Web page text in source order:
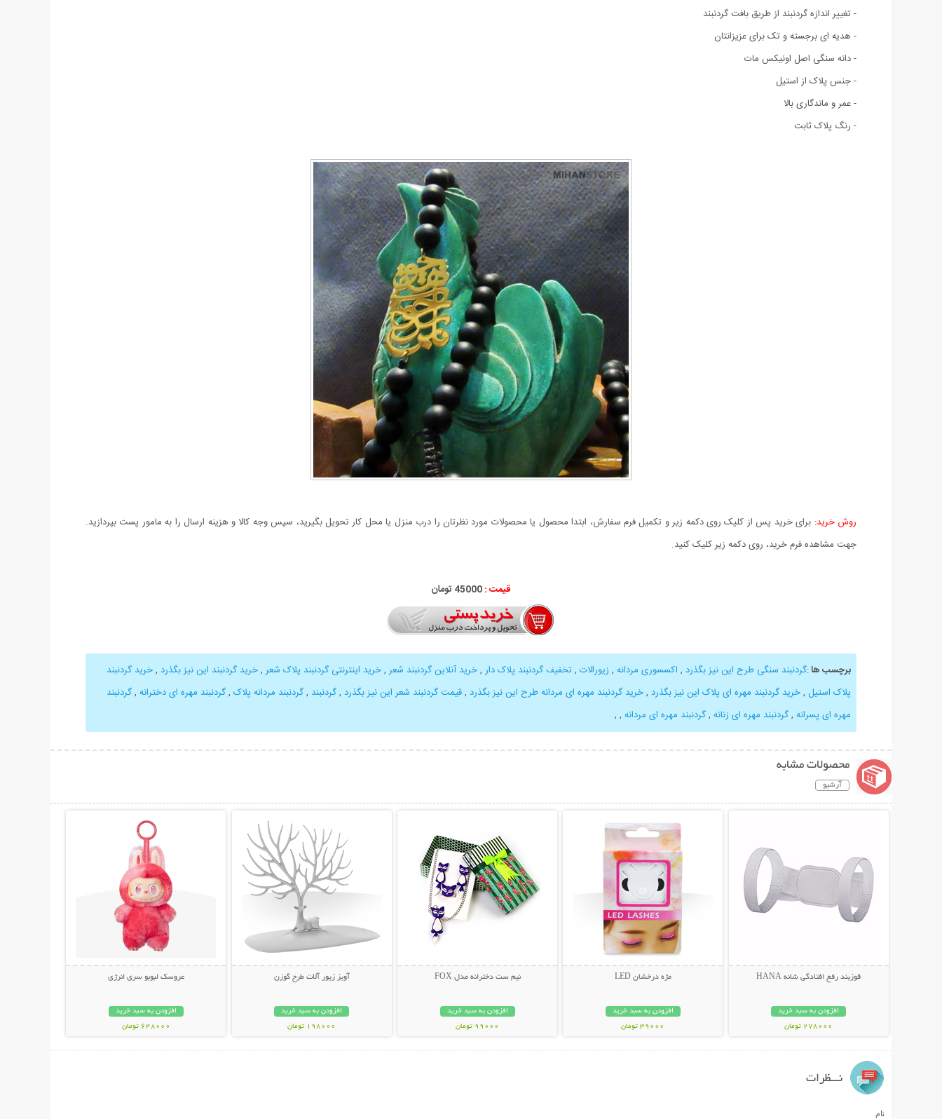
- تغییر اندازه گردنبند از طریق بافت گردنبند
- هدیه ای برجسته و تک برای عزیزانتان
- دانه سنگی اصل اونیکس مات
- جنس پلاک از استیل
- عمر و ماندگاری بالا
- رنگ پلاک ثابت
روش خرید: برای خرید پس از کلیک روی دکمه زیر و تکمیل فرم سفارش، ابتدا محصول یا محصولات مورد نظرتان را درب منزل یا محل کار تحویل بگیرید، سپس وجه کالا و هزینه ارسال را به مامور پست بپردازید.
جهت مشاهده فرم خرید، روی دکمه زیر کلیک کنید.
قیمت : 45000 تومان
برچسب ها:گردنبند سنگی طرح این نیز بگذرد , اکسسوری مردانه , زیورالات , تخفیف گردنبند پلاک دار ,خرید آنلاین گردنبند شعر ,خرید اینترنتی گردنبند پلاک شعر ,خرید گردنبند این نیز بگذرد ,خرید گردنبند
پلاک استیل ,خرید گردنبند مهره ای پلاک این نیز بگذرد ,خرید گردنبند مهره ای مردانه طرح این نیز بگذرد ,قیمت گردنبند شعر این نیز بگذرد ,گردنبند ,گردنبند مردانه پلاک ,گردنبند مهره ای دخترانه ,گردنبند
مهره ای پسرانه ,گردنبند مهره ای زنانه ,گردنبند مهره ای مردانه ,
,
محصولات مشابه
آرشیو
قوزبند رفع افتادگی شانه HANA
افزودن به سبد خرید
278000 تومان
مژه درخشان LED
افزودن به سبد خرید
39000 تومان
نیم ست دخترانه مدل FOX
افزودن به سبد خرید
99000 تومان
آویز زیور آلات طرح گوزن
افزودن به سبد خرید
198000 تومان
عروسک لبوبو سری انرژی
افزودن به سبد خرید
648000 تومان
نـــظرات
نام